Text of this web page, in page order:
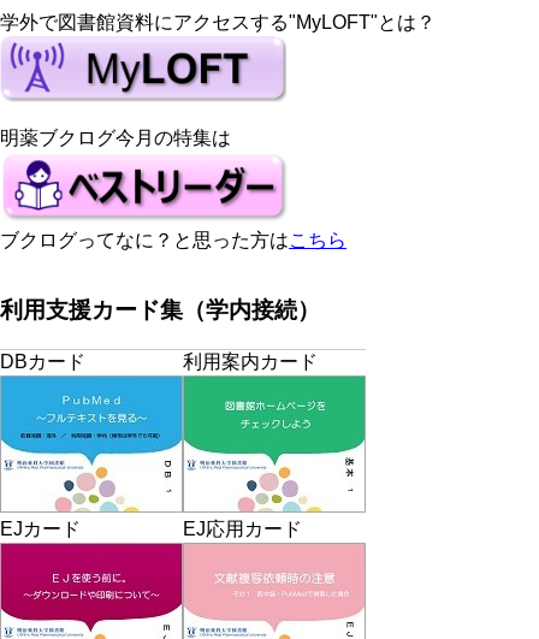
学外で図書館資料にアクセスする"MyLOFT"とは？
明薬ブクログ今月の特集は
ブクログってなに？と思った方はこちら
利用支援カード集（学内接続）
DBカード 利用案内カード
EJカード EJ応用カード